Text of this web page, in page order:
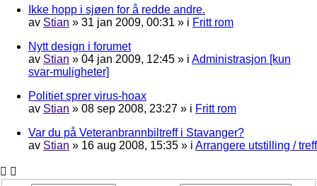
Ikke hopp i sjøen for å redde andre.
av Stian » 31 jan 2009, 00:31 » i Fritt rom
Nytt design i forumet
av Stian » 04 jan 2009, 12:45 » i Administrasjon [kun
svar-muligheter]
Politiet sprer virus-hoax
av Stian » 08 sep 2008, 23:27 » i Fritt rom
Var du på Veteranbrannbiltreff i Stavanger?
av Stian » 16 aug 2008, 15:35 » i Arrangere utstilling / treff